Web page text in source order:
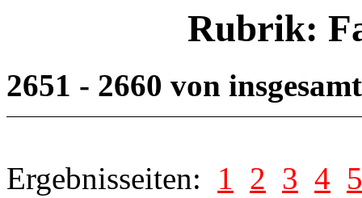
Rubrik:
2651 - 2660 von
Ergebnisseiten: 1 2 3 4 5